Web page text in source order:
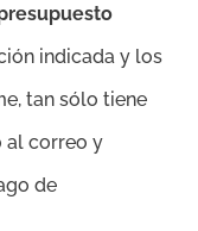
indicada y los
tan sólo tiene
al correo y
de